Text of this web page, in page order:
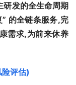
发的全生命周期
的全链条服务,完
需求,为前来休养
评估)